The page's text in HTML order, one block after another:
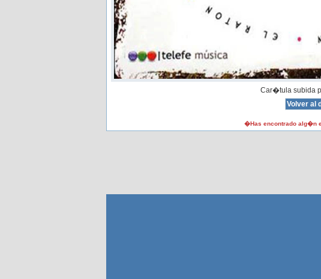
Car�tula subida
�Has encontrado alg�n